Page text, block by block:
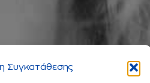
Συγκατάθεσης